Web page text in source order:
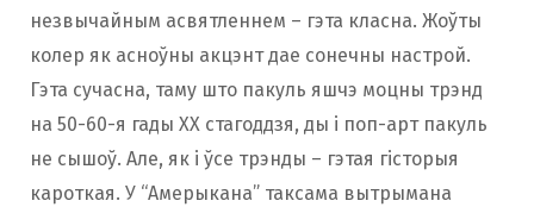
незвычайным асвятленнем – гэта класна. Жоўты
колер як асноўны акцэнт дае сонечны настрой.
Гэта сучасна, таму што пакуль яшчэ моцны трэнд
на 50-60-я гады ХХ стагоддзя, ды і поп-арт пакуль
не сышоў. Але, як і ўсе трэнды – гэтая гісторыя
кароткая. У “Амерыкана” таксама вытрымана